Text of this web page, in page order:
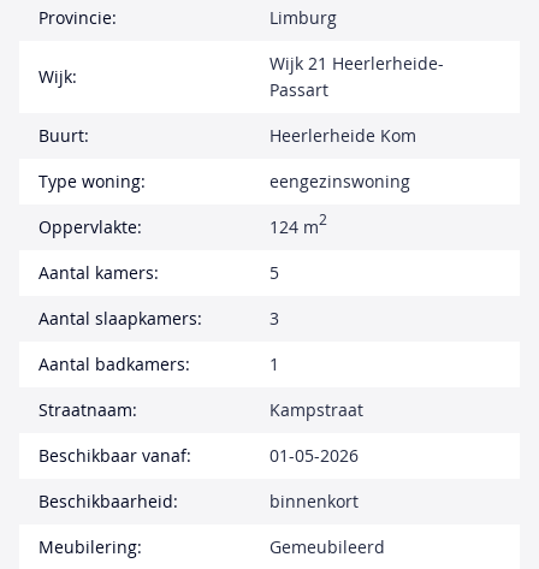
Provincie:
Limburg
Wijk:
Wijk 21 Heerlerheide-
Passart
Buurt:
Heerlerheide Kom
Type woning:
eengezinswoning
Oppervlakte:
124 m2
Aantal kamers:
5
Aantal slaapkamers:
3
Aantal badkamers:
1
Straatnaam:
Kampstraat
Beschikbaar vanaf:
01-05-2026
Beschikbaarheid:
binnenkort
Meubilering:
Gemeubileerd